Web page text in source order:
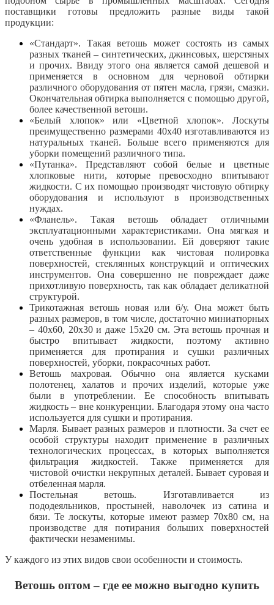
поставщики готовы предложить разные виды такой
продукции:
«Стандарт». Такая ветошь может состоять из самых
разных тканей – синтетических, джинсовых, шерстяных
и прочих. Ввиду этого она является самой дешевой и
применяется в основном для черновой обтирки
различного оборудования от пятен масла, грязи, смазки.
Окончательная обтирка выполняется с помощью другой,
более качественной ветоши.
«Белый хлопок» или «Цветной хлопок». Лоскуты
преимущественно размерами 40х40 изготавливаются из
натуральных тканей. Больше всего применяются для
уборки помещений различного типа.
«Путанка». Представляют собой белые и цветные
хлопковые нити, которые превосходно впитывают
жидкости. С их помощью производят чистовую обтирку
оборудования и используют в производственных
нуждах.
«Фланель». Такая ветошь обладает отличными
эксплуатационными характеристиками. Она мягкая и
очень удобная в использовании. Ей доверяют такие
ответственные функции как чистовая полировка
поверхностей, стеклянных конструкций и оптических
инструментов. Она совершенно не повреждает даже
прихотливую поверхность, так как обладает деликатной
структурой.
Трикотажная ветошь новая или б/у. Она может быть
разных размеров, в том числе, достаточно миниатюрных
– 40х60, 20х30 и даже 15х20 см. Эта ветошь прочная и
быстро впитывает жидкости, поэтому активно
применяется для протирания и сушки различных
поверхностей, уборки, покрасочных работ.
Ветошь махровая. Обычно она является кусками
полотенец, халатов и прочих изделий, которые уже
были в употреблении. Ее способность впитывать
жидкость – вне конкуренции. Благодаря этому она часто
используется для сушки и протирания.
Марля. Бывает разных размеров и плотности. За счет ее
особой структуры находит применение в различных
технологических процессах, в которых выполняется
фильтрация жидкостей. Также применяется для
чистовой очистки некрупных деталей. Бывает суровая и
отбеленная марля.
Постельная ветошь. Изготавливается из
пододеяльников, простыней, наволочек из сатина и
бязи. Те лоскуты, которые имеют размер 70х80 см, на
производстве для потирания больших поверхностей
фактически незаменимы.
У каждого из этих видов свои особенности и стоимость.
Ветошь оптом – где ее можно выгодно купить